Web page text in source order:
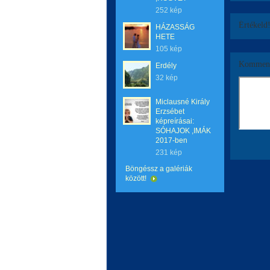
252 kép
HÁZASSÁG
HETE
105 kép
Erdély
32 kép
Miclausné Király
Erzsébet
képreírásai:
SÓHAJOK ,IMÁK
2017-ben
231 kép
Böngéssz a galériák
között!
Értékeld!